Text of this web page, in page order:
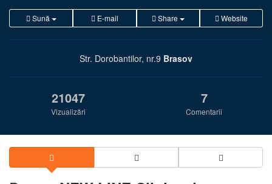
Sună E-mail Share Website
Str. Dorobantilor, nr.9 Brasov
21047
Vizualizări
7
Comentarii